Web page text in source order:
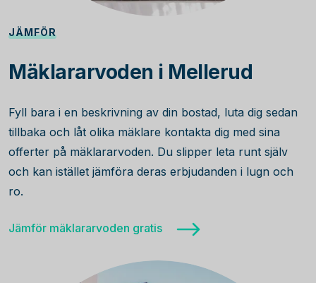
JÄMFÖR
Mäklararvoden i Mellerud
Fyll bara i en beskrivning av din bostad, luta dig sedan
tillbaka och låt olika mäklare kontakta dig med sina
offerter på mäklararvoden. Du slipper leta runt själv
och kan istället jämföra deras erbjudanden i lugn och
ro.
Jämför mäklararvoden gratis